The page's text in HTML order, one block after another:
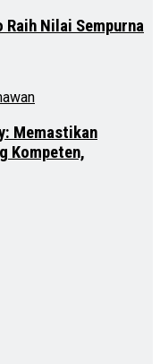
Nilai Sempurna
Memastikan
Kompeten,